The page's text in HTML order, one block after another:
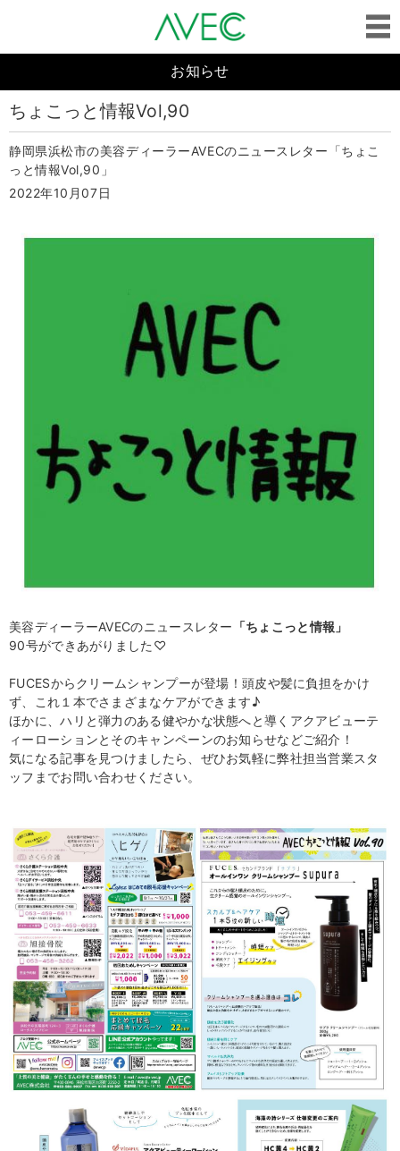
お知らせ
ちょこっと情報Vol,90
静岡県浜松市の美容ディーラーAVECのニュースレター「ちょこ
っと情報Vol,90」
2022年10月07日
美容ディーラーAVECのニュースレター 「ちょこっと情報」
90号ができあがりました♡
FUCESからクリームシャンプーが登場！頭皮や髪に負担をかけ
ず、これ１本でさまざまなケアができます♪
ほかに、ハリと弾力のある健やかな状態へと導くアクアビューテ
ィーローションとそのキャンペーンのお知らせなどご紹介！
気になる記事を見つけましたら、ぜひお気軽に弊社担当営業スタ
ッフまでお問い合わせください。